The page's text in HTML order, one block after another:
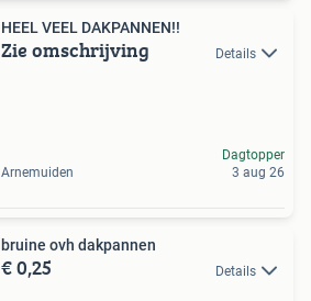
HEEL VEEL DAKPANNEN!!
Zie omschrijving Details
Arnemuiden
Dagtopper
3 aug 26
bruine ovh dakpannen
€ 0,25 Details